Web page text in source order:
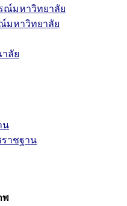
ณ์มหาวิทยาลัย
มหาวิทยาลัย
ลัย
น
าชฐาน
พ